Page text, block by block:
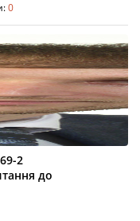
0
2
до